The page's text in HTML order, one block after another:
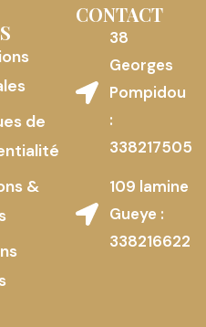
de
&
CONTACT
38
Georges
Pompidou
:
338217505
109 lamine
Gueye :
338216622